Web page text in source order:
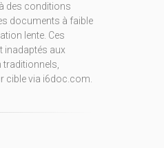
des conditions
documents à faible
lente. Ces
inadaptés aux
cible via i6doc.com.